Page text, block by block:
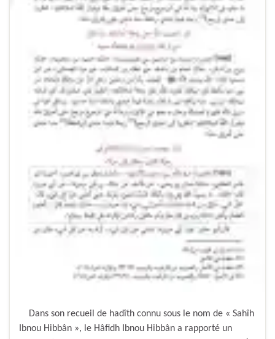
Dans son recueil de hadîth connu sous le nom de « Sahîh
Ibnou Hibbân », le Hâfidh Ibnou Hibbân a rapporté un